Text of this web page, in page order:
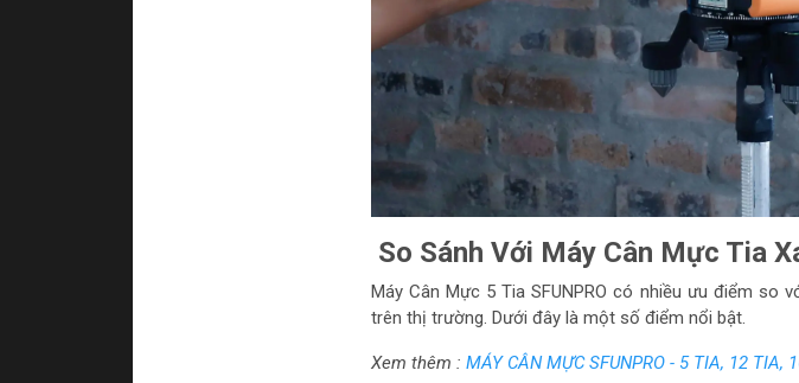
So Sánh Với Máy Cân Mực Tia
Máy Cân Mực 5 Tia SFUNPRO có nhiều ưu điểm so
trên thị trường. Dưới đây là một số điểm nổi bật.
Xem thêm : MÁY CÂN MỰC SFUNPRO - 5 TIA, 12 TIA,